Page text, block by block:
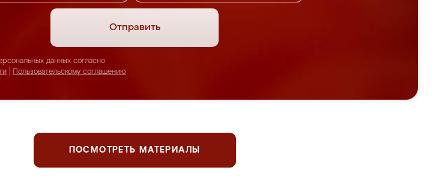
Отправить
данных согласно
Пользовательскому соглашению
ПОСМОТРЕТЬ МАТЕРИАЛЫ